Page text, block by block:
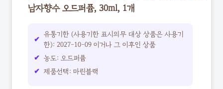
남자향수 오드퍼퓸, 30ml, 1개
유통기한 (사용기한 표시의무 대상 상품은 사용기
한): 2027-10-09 이거나 그 이후인 상품
농도: 오드퍼퓸
제품선택: 마린블랙